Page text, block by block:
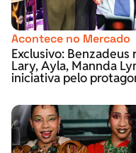
Acontece no Mercado
Exclusivo:
Lary, Ayla, Mannda
iniciativa pelo